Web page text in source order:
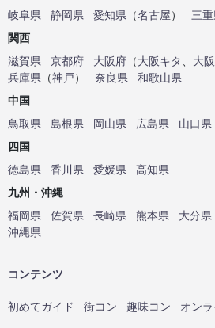
岐阜県
静岡県 愛知県 （名古屋）
三
関西
滋賀県
京都府 大阪府 （大阪キタ 大
兵庫県 （神戸） 奈良県
和歌山県
中国
鳥取県
島根県 岡山県 広島県
山口県
四国
徳島県
香川県 愛媛県
高知県
九州・沖縄
福岡県
佐賀県 長崎県 熊本県 大分県
沖縄県
コンテンツ
初めてガイド 街コン 趣味コン オン